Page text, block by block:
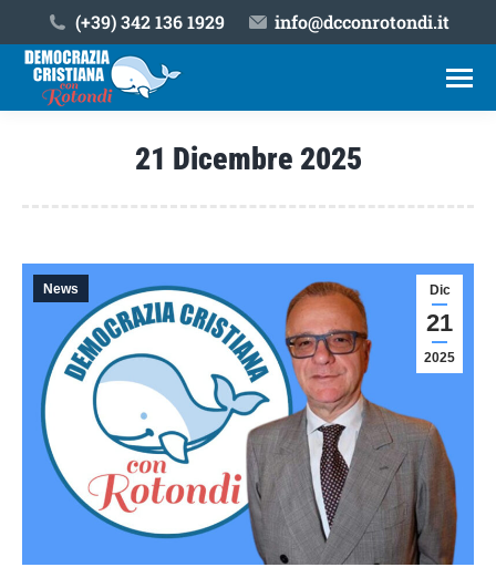
(+39) ‎342 136 1929 info@dcconrotondi.it
21 Dicembre 2025
Dic
21
2025
News